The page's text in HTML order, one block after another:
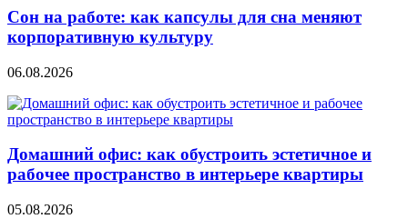
Сон на работе: как капсулы для сна меняют
корпоративную культуру
06.08.2026
Домашний офис: как обустроить эстетичное и
рабочее пространство в интерьере квартиры
05.08.2026